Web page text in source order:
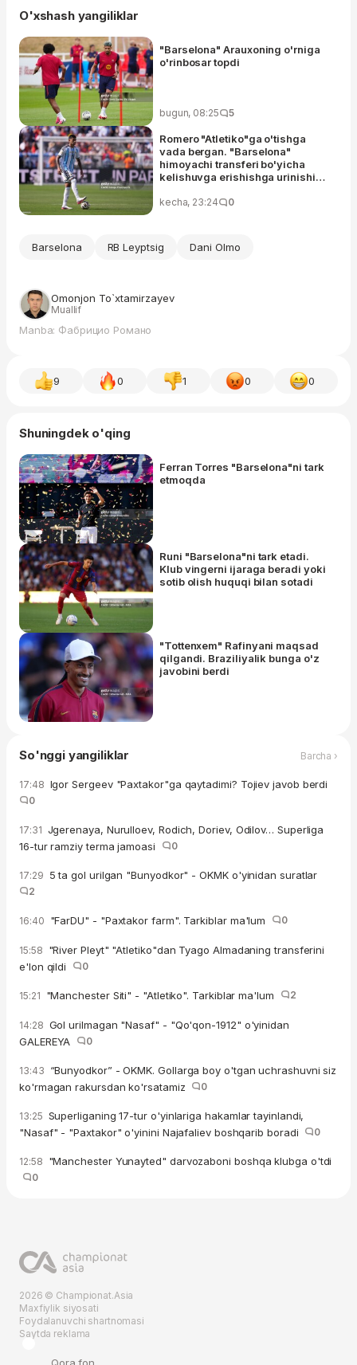
O'xshash yangiliklar
"Barselona" Arauxoning o'rniga
o'rinbosar topdi
bugun, 08:25 5
Romero "Atletiko"ga o'tishga
vada bergan. "Barselona"
himoyachi transferi bo'yicha
kelishuvga erishishga urinishi
kecha, 23:24 0
Barselona RB Leyptsig Dani Olmo
Omonjon To`xtamirzayev
Muallif
Manba: Фабрицио Романо
9 0 1 0 0
Shuningdek o'qing
Ferran Torres "Barselona"ni tark
etmoqda
Runi "Barselona"ni tark etadi.
Klub vingerni ijaraga beradi yoki
sotib olish huquqi bilan sotadi
"Tottenxem" Rafinyani maqsad
qilgandi. Braziliyalik bunga o'z
javobini berdi
So'nggi yangiliklar Barcha ›
17:48 Igor Sergeev "Paxtakor"ga qaytadimi? Tojiev javob berdi
0
17:31 Jgerenaya, Nurulloev, Rodich, Doriev, Odilov… Superliga
16-tur ramziy terma jamoasi
0
17:29 5 ta gol urilgan "Bunyodkor" - OKMK o'yinidan suratlar
2
16:40 "FarDU" - "Paxtakor farm". Tarkiblar ma'lum 0
15:58 "River Pleyt" "Atletiko"dan Tyago Almadaning transferini
e'lon qildi
0
15:21 "Manchester Siti" - "Atletiko". Tarkiblar ma'lum 2
14:28 Gol urilmagan "Nasaf" - "Qo'qon-1912" o'yinidan
GALEREYA
0
13:43 “Bunyodkor” - OKMK. Gollarga boy o'tgan uchrashuvni siz
ko'rmagan rakursdan ko'rsatamiz
0
13:25 Superliganing 17-tur o'yinlariga hakamlar tayinlandi,
"Nasaf" - "Paxtakor" o'yinini Najafaliev boshqarib boradi
0
12:58 "Manchester Yunayted" darvozaboni boshqa klubga o'tdi
0
2026 © Championat.Asia
Maxfiylik siyosati
Foydalanuvchi shartnomasi
Saytda reklama